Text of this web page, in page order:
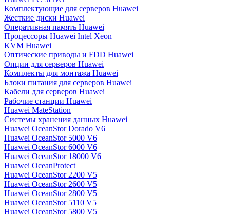
Комплектующие для серверов Huawei
Жесткие диски Huawei
Оперативная память Huawei
Процессоры Huawei Intel Xeon
KVM Huawei
Оптические приводы и FDD Huawei
Опции для серверов Huawei
Комплекты для монтажа Huawei
Блоки питания для серверов Huawei
Кабели для серверов Huawei
Рабочие станции Huawei
Huawei MateStation
Системы хранения данных Huawei
Huawei OceanStor Dorado V6
Huawei OceanStor 5000 V6
Huawei OceanStor 6000 V6
Huawei OceanStor 18000 V6
Huawei OceanProtect
Huawei OceanStor 2200 V5
Huawei OceanStor 2600 V5
Huawei OceanStor 2800 V5
Huawei OceanStor 5110 V5
Huawei OceanStor 5800 V5